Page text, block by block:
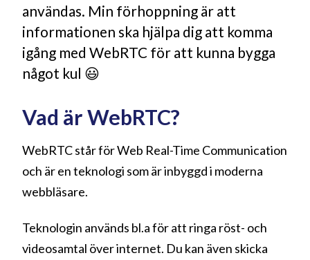
användas. Min förhoppning är att
informationen ska hjälpa dig att komma
igång med WebRTC för att kunna bygga
något kul 😃
Vad är WebRTC?
WebRTC står för Web Real-Time Communication
och är en teknologi som är inbyggd i moderna
webbläsare.
Teknologin används bl.a för att ringa röst- och
videosamtal över internet. Du kan även skicka